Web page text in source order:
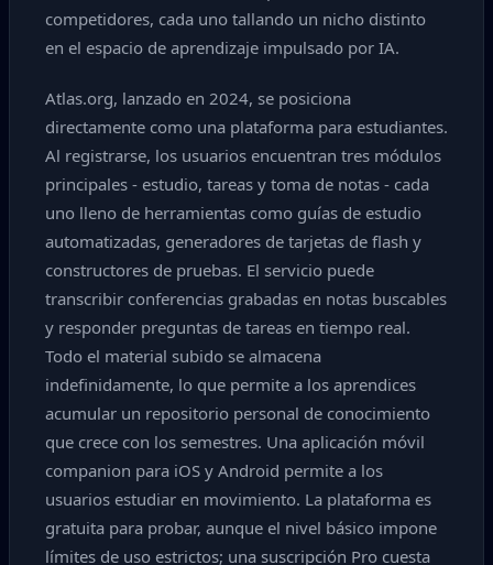
competidores, cada uno tallando un nicho distinto
en el espacio de aprendizaje impulsado por IA.
Atlas.org, lanzado en 2024, se posiciona
directamente como una plataforma para estudiantes.
Al registrarse, los usuarios encuentran tres módulos
principales - estudio, tareas y toma de notas - cada
uno lleno de herramientas como guías de estudio
automatizadas, generadores de tarjetas de flash y
constructores de pruebas. El servicio puede
transcribir conferencias grabadas en notas buscables
y responder preguntas de tareas en tiempo real.
Todo el material subido se almacena
indefinidamente, lo que permite a los aprendices
acumular un repositorio personal de conocimiento
que crece con los semestres. Una aplicación móvil
companion para iOS y Android permite a los
usuarios estudiar en movimiento. La plataforma es
gratuita para probar, aunque el nivel básico impone
límites de uso estrictos; una suscripción Pro cuesta